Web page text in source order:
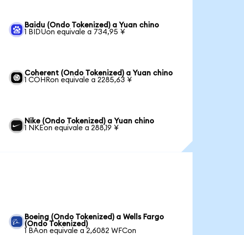
Baidu (Ondo Tokenized) a Yuan chino
1 BIDUon equivale a 734,95 ¥
Coherent (Ondo Tokenized) a Yuan chino
1 COHRon equivale a 2285,63 ¥
Nike (Ondo Tokenized) a Yuan chino
1 NKEon equivale a 288,19 ¥
Boeing (Ondo Tokenized) a Wells Fargo
(Ondo Tokenized)
1 BAon equivale a 2,6082 WFCon